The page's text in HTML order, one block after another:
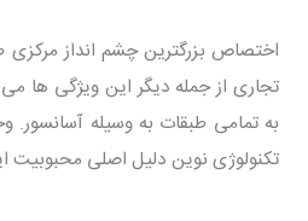
اختصاص بزرگترین چشم انداز
تجاری از جمله دیگر این ویژگی ها
به تمامی طبقات به وسیله آسانسور.
تکنولوژی نوین دلیل اصلی